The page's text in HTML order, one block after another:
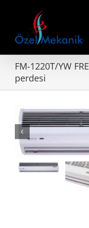
FM-1220T/YW
perdesi
